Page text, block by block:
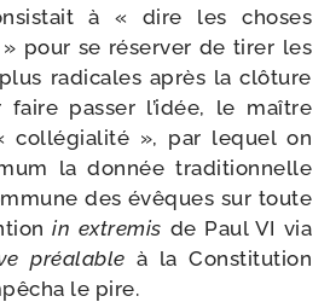
à « dire les choses
pour se réser­ver de tirer les
radi­cales après la clô­ture
faire pas­ser l’idée, le maître
col­lé­gia­li­té », par lequel on
la don­née tra­di­tion­nelle
des évêques sur toute
in extre­mis de Paul VI via
préa­lable à la Constitution
le pire.